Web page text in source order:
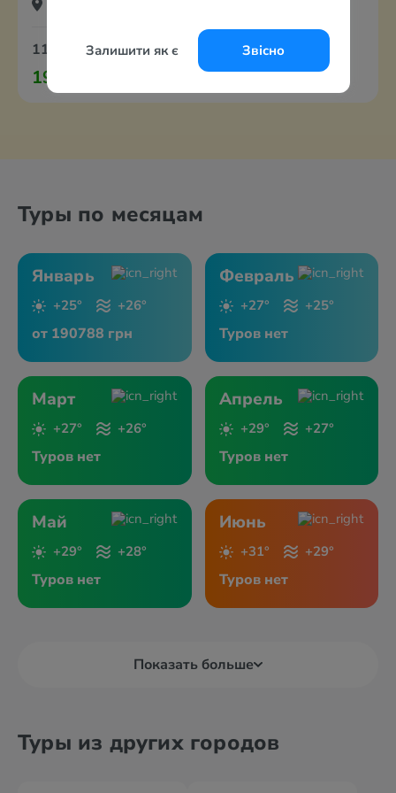
Залишити як є Звісно
11 января 8 ночей Все включено
190 788 грн
Туры по месяцам
Январь
+25° +26°
от 190788 грн
Февраль
+27° +25°
Туров нет
Март
+27° +26°
Туров нет
Апрель
+29° +27°
Туров нет
Май
+29° +28°
Туров нет
Июнь
+31° +29°
Туров нет
Показать больше
Туры из других городов